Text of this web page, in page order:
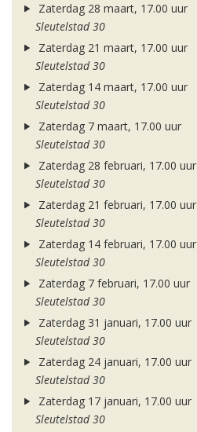
Zaterdag 28 maart, 17.00 uur
Sleutelstad 30
Zaterdag 21 maart, 17.00 uur
Sleutelstad 30
Zaterdag 14 maart, 17.00 uur
Sleutelstad 30
Zaterdag 7 maart, 17.00 uur
Sleutelstad 30
Zaterdag 28 februari, 17.00 uur
Sleutelstad 30
Zaterdag 21 februari, 17.00 uur
Sleutelstad 30
Zaterdag 14 februari, 17.00 uur
Sleutelstad 30
Zaterdag 7 februari, 17.00 uur
Sleutelstad 30
Zaterdag 31 januari, 17.00 uur
Sleutelstad 30
Zaterdag 24 januari, 17.00 uur
Sleutelstad 30
Zaterdag 17 januari, 17.00 uur
Sleutelstad 30